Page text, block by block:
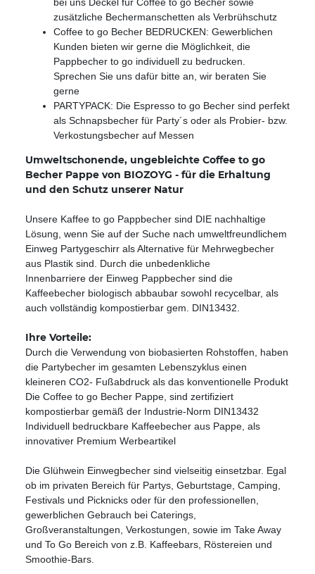
bei uns Deckel für Coffee to go Becher sowie
zusätzliche Bechermanschetten als Verbrühschutz
Coffee to go Becher BEDRUCKEN: Gewerblichen
Kunden bieten wir gerne die Möglichkeit, die
Pappbecher to go individuell zu bedrucken.
Sprechen Sie uns dafür bitte an, wir beraten Sie
gerne
PARTYPACK: Die Espresso to go Becher sind perfekt
als Schnapsbecher für Party´s oder als Probier- bzw.
Verkostungsbecher auf Messen
Umweltschonende, ungebleichte Coffee to go
Becher Pappe von BIOZOYG - für die Erhaltung
und den Schutz unserer Natur
Unsere Kaffee to go Pappbecher sind DIE nachhaltige
Lösung, wenn Sie auf der Suche nach umweltfreundlichem
Einweg Partygeschirr als Alternative für Mehrwegbecher
aus Plastik sind. Durch die unbedenkliche
Innenbarriere der Einweg Pappbecher sind die
Kaffeebecher biologisch abbaubar sowohl recycelbar, als
auch vollständig kompostierbar gem. DIN13432.
Ihre Vorteile:
Durch die Verwendung von biobasierten Rohstoffen, haben
die Partybecher im gesamten Lebenszyklus einen
kleineren CO2- Fußabdruck als das konventionelle Produkt
Die Coffee to go Becher Pappe, sind zertifiziert
kompostierbar gemäß der Industrie-Norm DIN13432
Individuell bedruckbare Kaffeebecher aus Pappe, als
innovativer Premium Werbeartikel
Die Glühwein Einwegbecher sind vielseitig einsetzbar. Egal
ob im privaten Bereich für Partys, Geburtstage, Camping,
Festivals und Picknicks oder für den professionellen,
gewerblichen Gebrauch bei Caterings,
Großveranstaltungen, Verkostungen, sowie im Take Away
und To Go Bereich von z.B. Kaffeebars, Röstereien und
Smoothie-Bars.